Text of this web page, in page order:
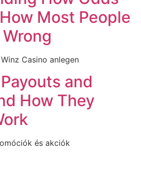
Most People
Casino anlegen
and
How They
és akciók